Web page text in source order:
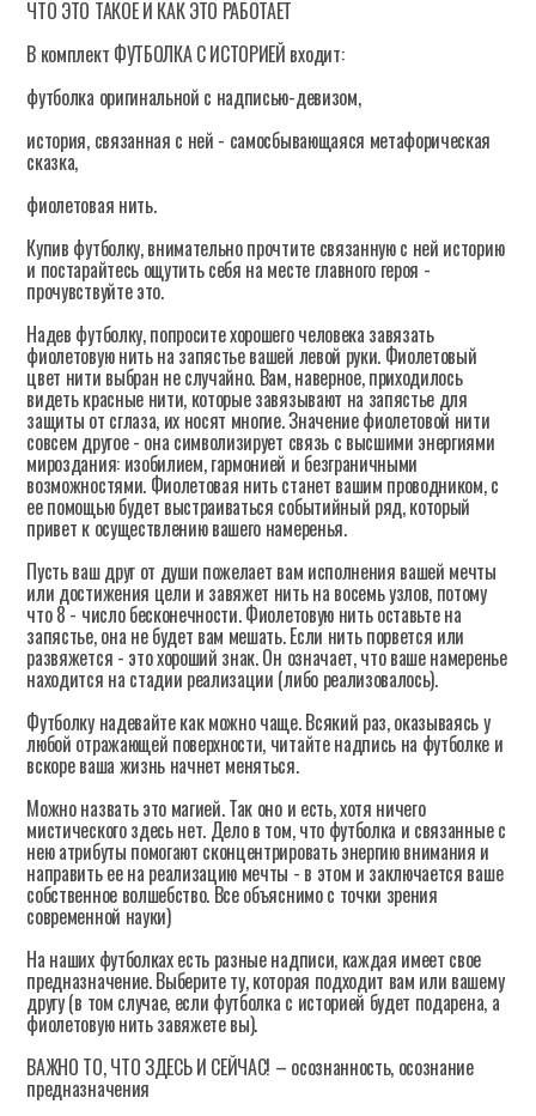
ЧТО ЭТО ТАКОЕ И КАК ЭТО РАБОТАЕТ
В комплект ФУТБОЛКА С ИСТОРИЕЙ входит:
футболка оригинальной с надписью-девизом,
история, связанная с ней - самосбывающаяся метафорическая
сказка,
фиолетовая нить.
Купив футболку, внимательно прочтите связанную с ней историю
и постарайтесь ощутить себя на месте главного героя -
прочувствуйте это.
Надев футболку, попросите хорошего человека завязать
фиолетовую нить на запястье вашей левой руки. Фиолетовый
цвет нити выбран не случайно. Вам, наверное, приходилось
видеть красные нити, которые завязывают на запястье для
защиты от сглаза, их носят многие. Значение фиолетовой нити
совсем другое - она символизирует связь с высшими энергиями
мироздания: изобилием, гармонией и безграничными
возможностями. Фиолетовая нить станет вашим проводником, с
ее помощью будет выстраиваться событийный ряд, который
привет к осуществлению вашего намеренья.
Пусть ваш друг от души пожелает вам исполнения вашей мечты
или достижения цели и завяжет нить на восемь узлов, потому
что 8 - число бесконечности. Фиолетовую нить оставьте на
запястье, она не будет вам мешать. Если нить порвется или
развяжется - это хороший знак. Он означает, что ваше намеренье
находится на стадии реализации (либо реализовалось).
Футболку надевайте как можно чаще. Всякий раз, оказываясь у
любой отражающей поверхности, читайте надпись на футболке и
вскоре ваша жизнь начнет меняться.
Можно назвать это магией. Так оно и есть, хотя ничего
мистического здесь нет. Дело в том, что футболка и связанные с
нею атрибуты помогают сконцентрировать энергию внимания и
направить ее на реализацию мечты - в этом и заключается ваше
собственное волшебство. Все объяснимо с точки зрения
современной науки)
На наших футболках есть разные надписи, каждая имеет свое
предназначение. Выберите ту, которая подходит вам или вашему
другу (в том случае, если футболка с историей будет подарена, а
фиолетовую нить завяжете вы).
ВАЖНО ТО, ЧТО ЗДЕСЬ И СЕЙЧАС! – осознанность, осознание
предназначения